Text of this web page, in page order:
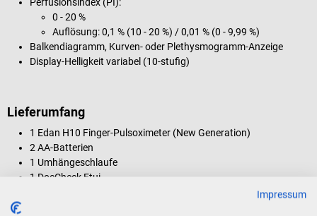
0 - 20 %
Auflösung: 0,1 % (10 - 20 %) / 0,01 % (0 - 9,99 %)
Balkendiagramm, Kurven- oder Plethysmogramm-Anzeige
Display-Helligkeit variabel (10-stufig)
Lieferumfang
1 Edan H10 Finger-Pulsoximeter (New Generation)
2 AA-Batterien
1 Umhängeschlaufe
1 DocCheck Etui
Impressum